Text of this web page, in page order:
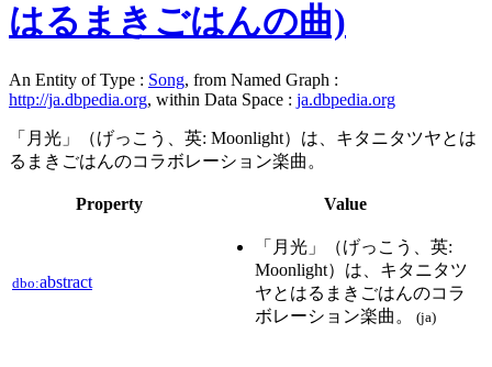
はるまきごはんの曲)
An Entity of Type : Song, from Named Graph :
http://ja.dbpedia.org, within Data Space : ja.dbpedia.org
「月光」（げっこう、英: Moonlight）は、キタニタツヤとは
るまきごはんのコラボレーション楽曲。
Property Value
dbo:abstract
「月光」（げっこう、英:
Moonlight）は、キタニタツ
ヤとはるまきごはんのコラ
ボレーション楽曲。
(ja)